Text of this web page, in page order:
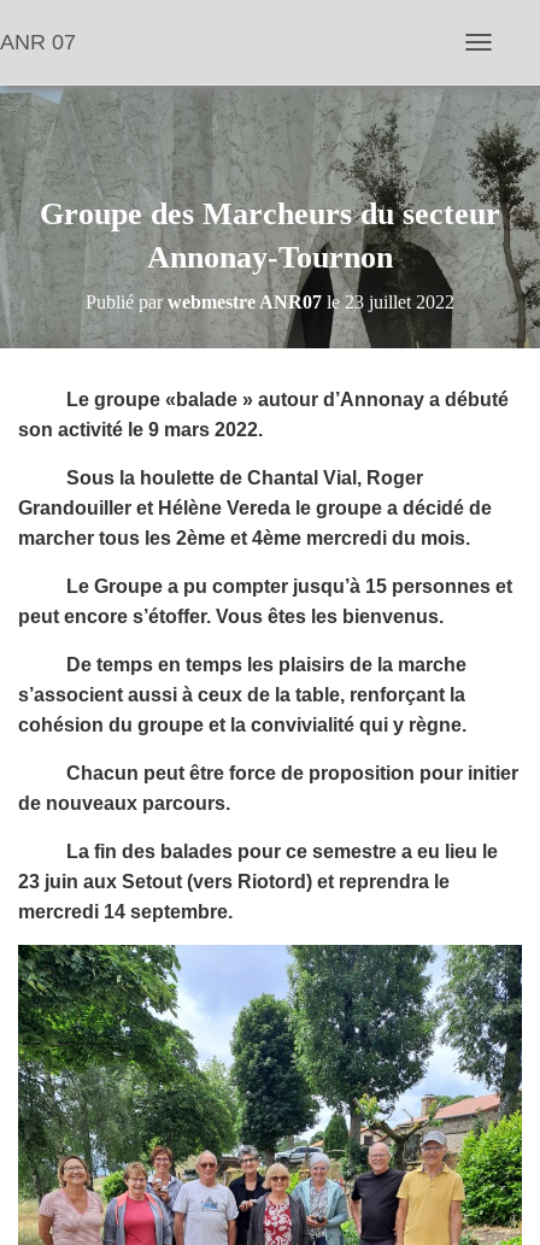
ANR 07
l
i
e
r
l
a
a
v
i
g
a
o
Groupe des Marcheurs du secteur
Annonay-Tournon
Publié parwebmestre ANR07 le23 juillet 2022
Le groupe «balade » autour d’Annonay a débuté
son activité le 9 mars 2022.
Sous la houlette de Chantal Vial, Roger
Grandouiller et Hélène Vereda le groupe a décidé de
marcher tous les 2ème et 4ème mercredi du mois.
Le Groupe a pu compter jusqu’à 15 personnes et
peut encore s’étoffer. Vous êtes les bienvenus.
De temps en temps les plaisirs de la marche
s’associent aussi à ceux de la table, renforçant la
cohésion du groupe et la convivialité qui y règne.
Chacun peut être force de proposition pour initier
de nouveaux parcours.
La fin des balades pour ce semestre a eu lieu le
23 juin aux Setout (vers Riotord) et reprendra le
mercredi 14 septembre.